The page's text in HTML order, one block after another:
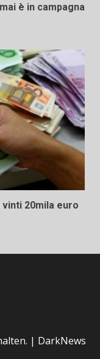
è in campagna
vinti 20mila euro
| DarkNews